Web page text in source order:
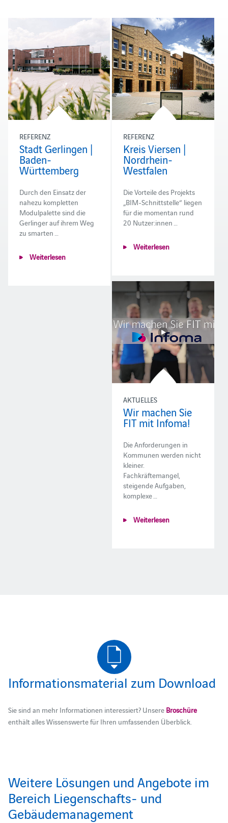
REFERENZ
Stadt Gerlingen |
Baden-
Württemberg
Durch den Einsatz der
nahezu kompletten
Modulpalette sind die
Gerlinger auf ihrem Weg
zu smarten …
Weiterlesen
REFERENZ
Kreis Viersen |
Nordrhein-
Westfalen
Die Vorteile des Projekts
„BIM-Schnittstelle“ liegen
für die momentan rund
20 Nutzer:innen …
Weiterlesen
AKTUELLES
Wir machen Sie
FIT mit Infoma!
Die Anforderungen in
Kommunen werden nicht
kleiner.
Fachkräftemangel,
steigende Aufgaben,
komplexe …
Weiterlesen
Informationsmaterial zum Download
Sie sind an mehr Informationen interessiert? Unsere Broschüre
enthält alles Wissenswerte für Ihren umfassenden Überblick.
Weitere Lösungen und Angebote im
Bereich Liegenschafts- und
Gebäudemanagement